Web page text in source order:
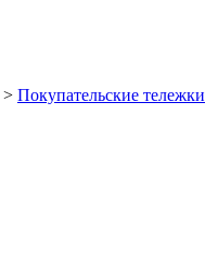
> Покупательские тележки